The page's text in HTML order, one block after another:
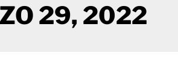
29, 2022